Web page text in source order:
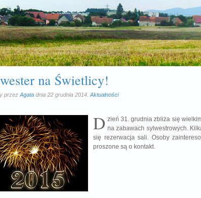
na Świetlicy!
przez Agata dnia 22 grudnia 2014. Aktualności
D zień 31. grudnia zbliża się
na zabawach sylwestrowych.
się rezerwacja sali. Osoby
proszone są o kontakt.